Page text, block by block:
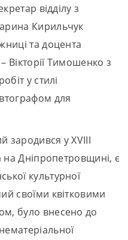
відділу з
Кирильчук
та доцента
Вікторії Тимошенко з
у стилі
для
зародився у XVIII
на Дніпропетровщині, є
культурної
своїми квітковими
було внесено до